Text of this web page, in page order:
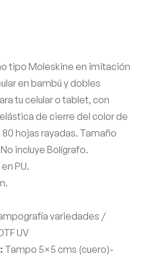
tipo Moleskine en imitación
en bambú y dobles
tu celular o tablet, con
de cierre del color de
hojas rayadas. Tamaño
incluye Bolígrafo.
PU.
variedades /
UV
Tampo 5×5 cms (cuero)-